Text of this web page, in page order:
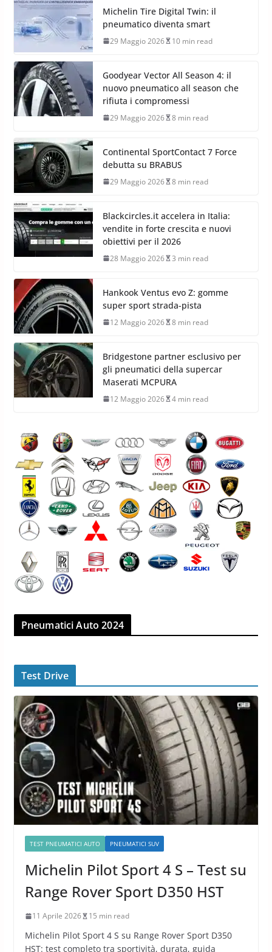
Michelin Tire Digital Twin: il
pneumatico diventa smart
29 Maggio 2026 10 min read
Goodyear Vector All Season 4: il
nuovo pneumatico all season che
rifiuta i compromessi
29 Maggio 2026 8 min read
Continental SportContact 7 Force
debutta su BRABUS
29 Maggio 2026 8 min read
Blackcircles.it accelera in Italia:
vendite in forte crescita e nuovi
obiettivi per il 2026
28 Maggio 2026 3 min read
Hankook Ventus evo Z: gomme
super sport strada-pista
12 Maggio 2026 8 min read
Bridgestone partner esclusivo per
gli pneumatici della supercar
Maserati MCPURA
12 Maggio 2026 4 min read
Pneumatici Auto 2024
Test Drive
TEST PNEUMATICI AUTO PNEUMATICI SUV
Michelin Pilot Sport 4 S – Test su
Range Rover Sport D350 HST
11 Aprile 2026 15 min read
Michelin Pilot Sport 4 S su Range Rover Sport D350
HST: test completo tra sportività, durata, guida